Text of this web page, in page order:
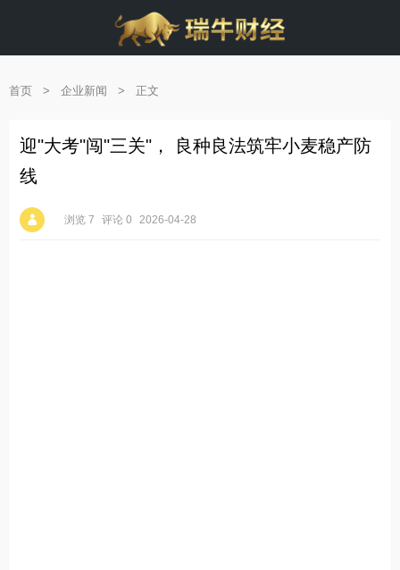
首页 > 企业新闻 > 正文
迎"大考"闯"三关"， 良种良法筑牢小麦稳产防
线
浏览 7 评论 0 2026-04-28